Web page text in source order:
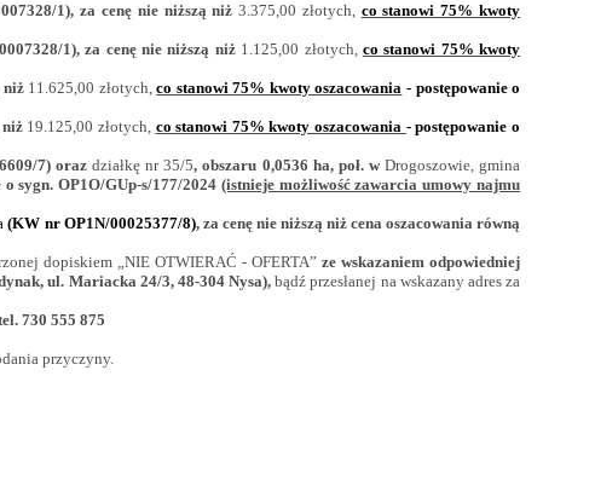
1), za cenę nie niższą niż3.375,00 złotych, co stanowi 75% kwoty
1), za cenę nie niższą niż 1.125,00 złotych, co stanowi 75% kwoty
niż 11.625,00 złotych,co stanowi 75% kwoty oszacowania - postępowanie o
niż 19.125,00 złotych, co stanowi 75% kwoty oszacowania - postępowanie o
7) orazdziałkę nr 35/5, obszaru 0,0536 ha, poł. w Drogoszowie, gmina
o sygn.OP1O/GUp-s/177/2024 (istnieje możliwość zawarcia umowy najmu
(KW nr OP1N/00025377/8), za cenę nie niższą niż cena oszacowania równą
dopiskiem „NIE OTWIERAĆ - OFERTA” ze wskazaniem odpowiedniej
ul. Mariacka 24/3, 48-304 Nysa),bądź przesłanej na wskazany adres za
730 555 875
przyczyny.